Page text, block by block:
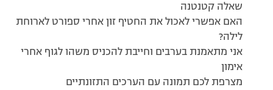
שאלה קטנטנה
האם אפשרי לאכול את החטיף זון אחרי ספורט לארוחת
לילה?
אני מתאמנת בערבים וחייבת להכניס משהו לגוף אחרי
אימון
מצרפת לכם תמונה עם הערכים התזונתיים